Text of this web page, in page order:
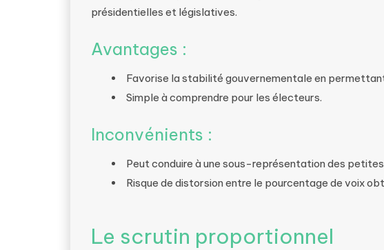
présidentielles et législatives.
Avantages :
Favorise la stabilité gouvernementale en
Simple à comprendre pour les électeurs.
Inconvénients :
Peut conduire à une sous-représentation des
Risque de distorsion entre le pourcentage de voix
Le scrutin proportionnel